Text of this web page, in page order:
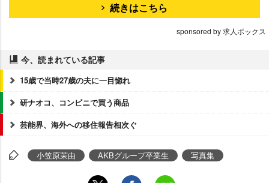
続きはこちら
sponsored by 求人ボックス
今、読まれている記事
15歳で当時27歳の夫に一目惚れ
研ナオコ、コンビニで買う商品
芸能界、海外への移住報告相次ぐ
小笠原茉由 AKBグループ卒業生 写真集